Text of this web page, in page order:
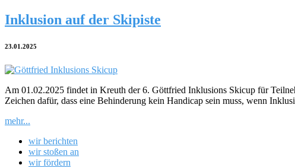
Inklusion auf der Skipiste
23.01.2025
Am 01.02.2025 findet in Kreuth der 6. Göttfried Inklusions Skicup für
Zeichen dafür, dass eine Behinderung kein Handicap sein muss, wenn
mehr...
wir berichten
wir stoßen an
wir fördern